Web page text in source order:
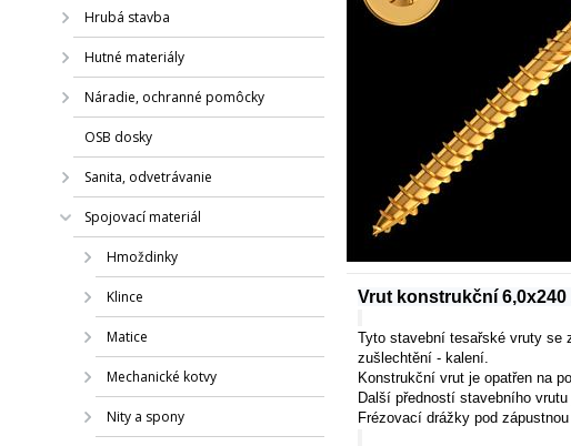
Hrubá stavba
Hutné materiály
Náradie, ochranné pomôcky
OSB dosky
Sanita, odvetrávanie
Spojovací materiál
Hmoždinky
Klince
Matice
Mechanické kotvy
Nity a spony
Vrut konstrukční
Tyto stavební tesařské vruty se
zušlechtění - kalení.
Konstrukční vrut je opatřen na
Další předností stavebního
Frézovací drážky pod